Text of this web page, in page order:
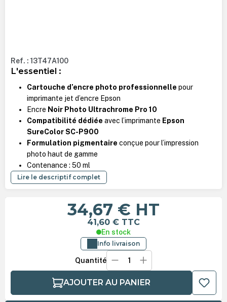
Ref. : 13T47A100
L'essentiel :
Cartouche d’encre photo professionnelle pour
imprimante jet d’encre Epson
Encre Noir Photo Ultrachrome Pro 10
Compatibilité dédiée avec l’imprimante Epson
SureColor SC-P900
Formulation pigmentaire conçue pour l’impression
photo haut de gamme
Contenance : 50 ml
Lire le descriptif complet
34,67 € HT
41,60 € TTC
En stock
Info livraison
Quantité
AJOUTER AU PANIER